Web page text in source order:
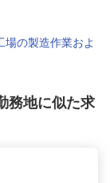
の製造作業およ
務地に似た求